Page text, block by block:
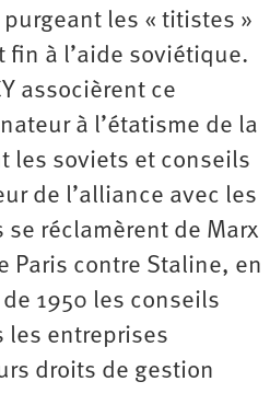
les « titistes »
fin à l’aide soviétique.
associèrent ce
à l’étatisme de la
les soviets et conseils
de l’alliance avec les
se réclamèrent de Marx
Paris contre Staline, en
1950 les conseils
les entreprises
droits de gestion